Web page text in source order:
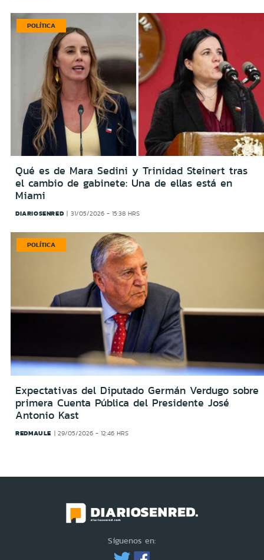
POLÍTICA
Qué es de Mara Sedini y Trinidad Steinert tras
el cambio de gabinete: Una de ellas está en
Miami
DIARIOSENRED 31/05/2026 - 15:38 HRS
POLÍTICA
Expectativas del Diputado Germán Verdugo sobre
primera Cuenta Pública del Presidente José
Antonio Kast
REDMAULE 29/05/2026 - 12:46 HRS
Síguenos en: